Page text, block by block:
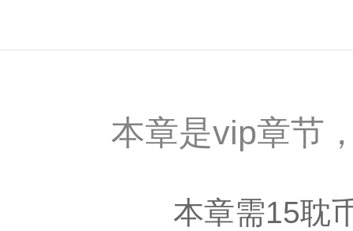
本章是vip章节
本章需15耽